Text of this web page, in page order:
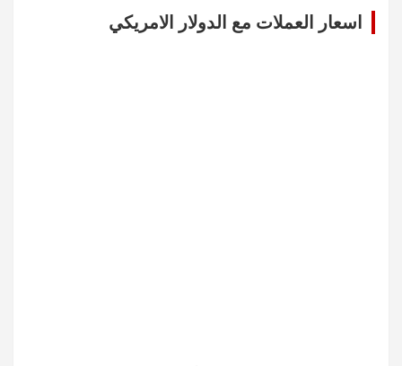
اسعار العملات مع الدولار الامريكي